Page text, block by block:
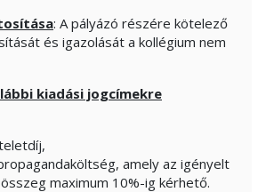
: A pályázó részére kötelező
és igazolását a kollégium nem
kiadási jogcímekre
amely az igényelt
maximum 10%-ig kérhető.